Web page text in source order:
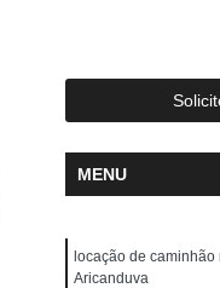
Locação de
de Guindastes
de Galpão
Remoção de
MENU
locação de
Aricanduva